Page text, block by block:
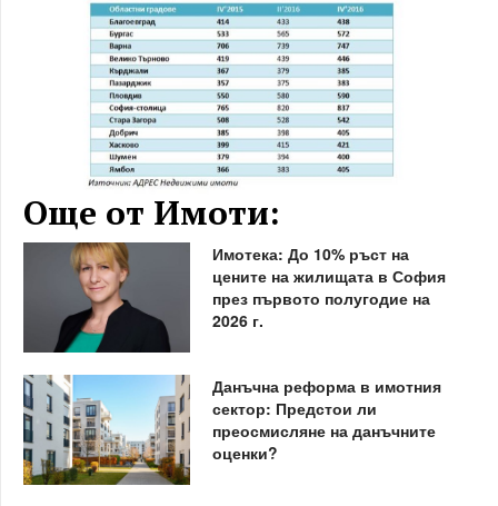
Още от Имоти:
Имотека: До 10% ръст на
цените на жилищата в София
през първото полугодие на
2026 г.
Данъчна реформа в имотния
сектор: Предстои ли
преосмисляне на данъчните
оценки?